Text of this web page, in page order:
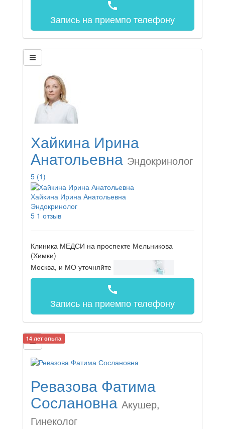
call
Запись на приемпо телефону
Хайкина Ирина
Анатольевна Эндокринолог
5 (1)
Хайкина Ирина Анатольевна
Эндокринолог
5 1 отзыв
Клиника МЕДСИ на проспекте Мельникова
(Химки)
Москва, и МО уточняйте
call
Запись на приемпо телефону
14 лет опыта
Ревазова Фатима
Сослановна Акушер,
Гинеколог